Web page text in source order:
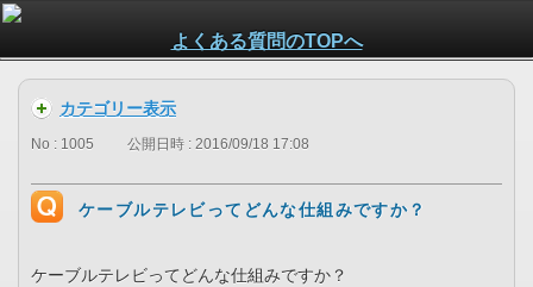
よくある質問のTOPへ
カテゴリー表示
No : 1005 公開日時 : 2016/09/18 17:08
ケーブルテレビってどんな仕組みですか？
ケーブルテレビってどんな仕組みですか？